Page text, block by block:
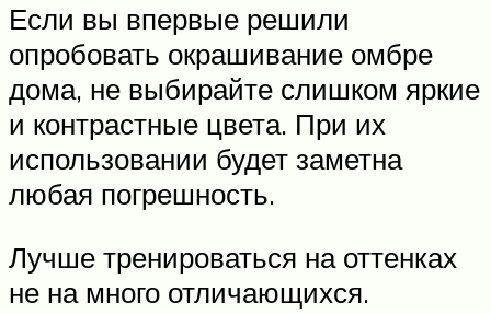
Если вы впервые решили
опробовать окрашивание омбре
дома, не выбирайте слишком яркие
и контрастные цвета. При их
использовании будет заметна
любая погрешность.
Лучше тренироваться на оттенках
не на много отличающихся.